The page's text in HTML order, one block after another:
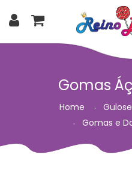
Gomas
Home
Gomas e